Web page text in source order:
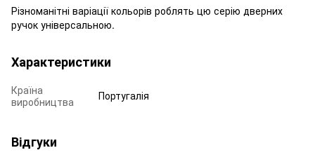
Різноманітні варіації кольорів роблять цю серію дверних
ручок універсальною.
Характеристики
Країна
виробництва
Португалія
Відгуки